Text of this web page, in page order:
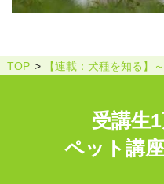
TOP 【連載：犬種を知る】
受講生1
ペット講